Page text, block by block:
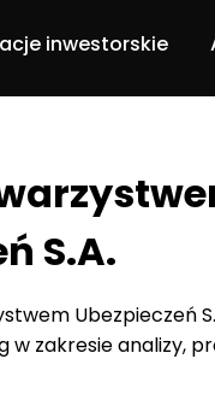
ABM
inwestorskie
S.A.
Ubezpieczeń
w zakresie analizy,